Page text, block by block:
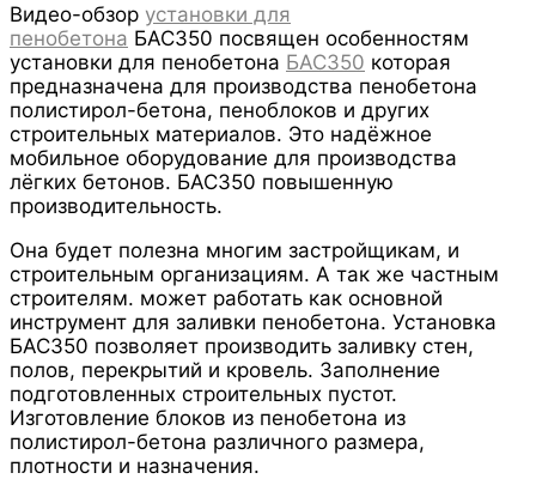
Видео-обзор установки для
пенобетона БАС350 посвящен особенностям
установки для пенобетона БАС350 которая
предназначена для производства пенобетона
полистирол-бетона, пеноблоков и других
строительных материалов. Это надёжное
мобильное оборудование для производства
лёгких бетонов. БАС350 повышенную
производительность.
Она будет полезна многим застройщикам, и
строительным организациям. А так же частным
строителям. может работать как основной
инструмент для заливки пенобетона. Установка
БАС350 позволяет производить заливку стен,
полов, перекрытий и кровель. Заполнение
подготовленных строительных пустот.
Изготовление блоков из пенобетона из
полистирол-бетона различного размера,
плотности и назначения.